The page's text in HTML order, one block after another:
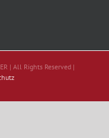
| All Rights Reserved |